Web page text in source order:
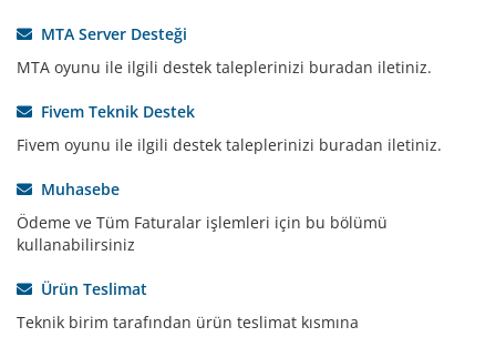
MTA Server Desteği
MTA oyunu ile ilgili destek taleplerinizi buradan iletiniz.
Fivem Teknik Destek
Fivem oyunu ile ilgili destek taleplerinizi buradan iletiniz.
Muhasebe
Ödeme ve Tüm Faturalar işlemleri için bu bölümü
kullanabilirsiniz
Ürün Teslimat
Teknik birim tarafından ürün teslimat kısmına